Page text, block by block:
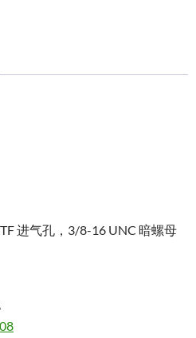
进气孔，3/8-16 UNC 暗螺母